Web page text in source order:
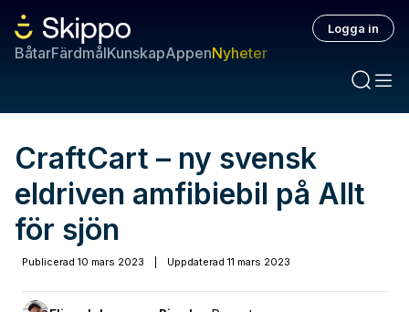
BåtarFärdmålKunskapAppenNyheter
Logga in
CraftCart – ny svensk
eldriven amfibiebil på Allt
för sjön
Publicerad 10 mars 2023 Uppdaterad 11 mars 2023